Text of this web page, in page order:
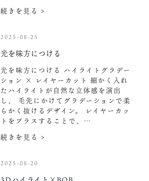
続きを見る >
2025-08-25
光を味方につける
光を味方につける ハイライトグラデー
ション × レイヤーカット 細かく入れ
たハイライトが自然な立体感を演出
し、 毛先にかけてグラデーションで柔
らかく抜けるデザイン。 レイヤーカッ
トをプラスすることで、…
続きを見る >
2025-08-20